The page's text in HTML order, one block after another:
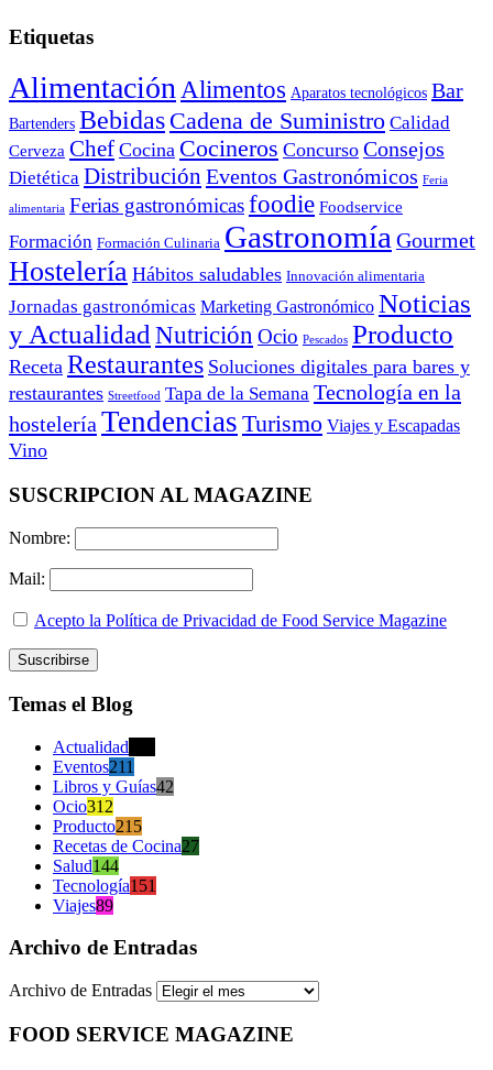
Etiquetas
Alimentación Alimentos Aparatos tecnológicos Bar
Bartenders Bebidas Cadena de Suministro Calidad
Cerveza Chef Cocina Cocineros Concurso Consejos
Dietética Distribución Eventos Gastronómicos Feria
alimentaria Ferias gastronómicasfoodie Foodservice
Formación Formación Culinaria Gastronomía Gourmet
Hostelería Hábitos saludables Innovación alimentaria
Jornadas gastronómicas Marketing Gastronómico Noticias
y Actualidad Nutrición Ocio Pescados Producto
Receta Restaurantes Soluciones digitales para bares y
restaurantes Streetfood Tapa de la Semana Tecnología en la
hostelería Tendencias Turismo Viajes y Escapadas
Vino
SUSCRIPCION AL MAGAZINE
Nombre:
Mail:
Acepto la Política de Privacidad de Food Service Magazine
Temas el Blog
Actualidad
Eventos211
Libros y Guías42
Ocio312
Producto215
Recetas de Cocina27
Salud144
Tecnología151
Viajes89
Archivo de Entradas
Archivo de Entradas
FOOD SERVICE MAGAZINE